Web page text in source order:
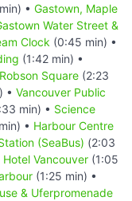
• Gastown, Maple
Water Street &
Clock (0:45 min) •
(1:42 min) •
Square (2:23
• Vancouver Public
min) • Science
• Harbour Centre
(SeaBus) (2:03
Hotel Vancouver (1:05
(1:25 min) •
& Uferpromenade